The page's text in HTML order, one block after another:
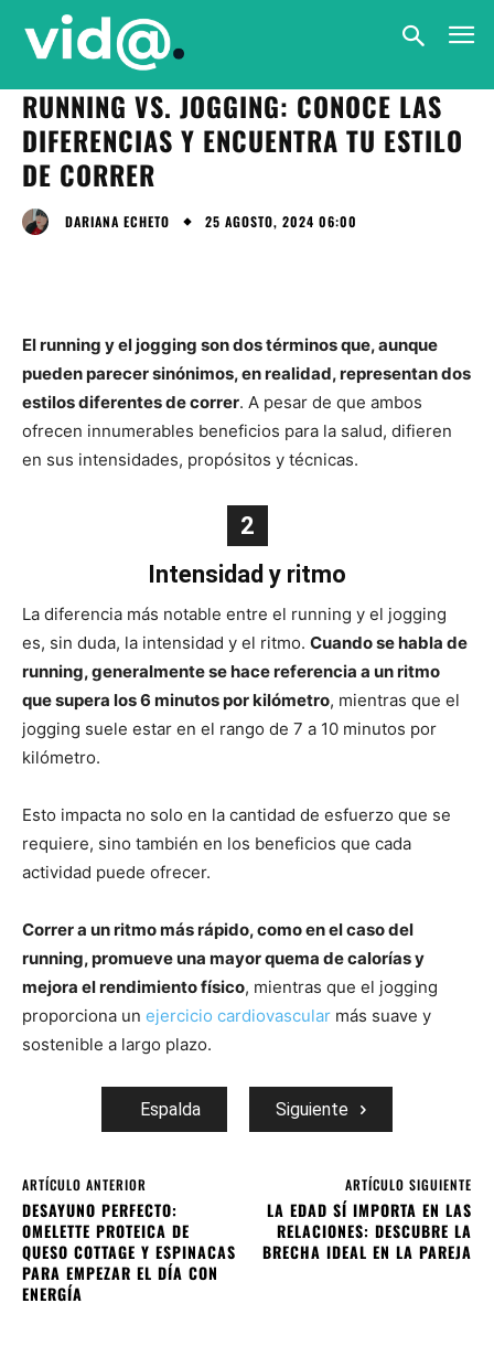
RUNNING VS. JOGGING: CONOCE LAS
DIFERENCIAS Y ENCUENTRA TU ESTILO
DE CORRER
DARIANA ECHETO 25 AGOSTO, 2024 06:00
El running y el jogging son dos términos que, aunque
pueden parecer sinónimos, en realidad, representan dos
estilos diferentes de correr. A pesar de que ambos
ofrecen innumerables beneficios para la salud, difieren
en sus intensidades, propósitos y técnicas.
2
Intensidad y ritmo
La diferencia más notable entre el running y el jogging
es, sin duda, la intensidad y el ritmo. Cuando se habla de
running, generalmente se hace referencia a un ritmo
que supera los 6 minutos por kilómetro, mientras que el
jogging suele estar en el rango de 7 a 10 minutos por
kilómetro.
Esto impacta no solo en la cantidad de esfuerzo que se
requiere, sino también en los beneficios que cada
actividad puede ofrecer.
Correr a un ritmo más rápido, como en el caso del
running, promueve una mayor quema de calorías y
mejora el rendimiento físico, mientras que el jogging
proporciona un ejercicio cardiovascular más suave y
sostenible a largo plazo.
Espalda Siguiente
ARTÍCULO ANTERIOR
DESAYUNO PERFECTO:
OMELETTE PROTEICA DE
QUESO COTTAGE Y ESPINACAS
PARA EMPEZAR EL DÍA CON
ENERGÍA
ARTÍCULO SIGUIENTE
LA EDAD SÍ IMPORTA EN LAS
RELACIONES: DESCUBRE LA
BRECHA IDEAL EN LA PAREJA